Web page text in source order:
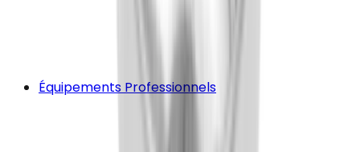
Équipements Professionnels